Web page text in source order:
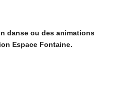
danse ou des animations
Espace Fontaine.